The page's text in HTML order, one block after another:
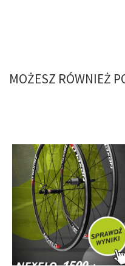
MOŻESZ RÓWNIEŻ